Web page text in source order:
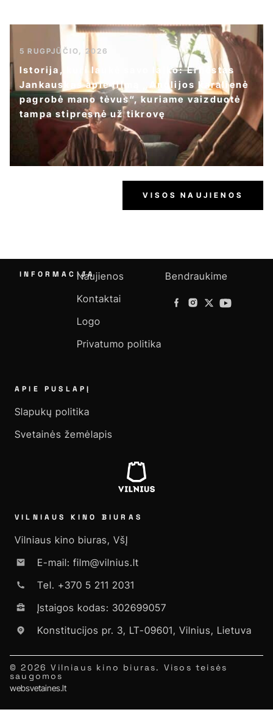
5 RUGPJŪČIO, 2026
Istorija, kuri laukė savo laiko: Ernestas
Jankauskas apie filmą „Anglijos karalienė
pagrobė mano tėvus“, kuriame vaizduotė
tampa stipresnė už tikrovę
VISOS NAUJIENOS
INFORMACIJANaujienos
Kontaktai
Logo
Privatumo politika
Bendraukime
APIE PUSLAPĮ
Slapukų politika
Svetainės žemėlapis
VILNIAUS KINO BIURAS
Vilniaus kino biuras, VšĮ
E-mail: film@vilnius.lt
Tel. +370 5 211 2031
Įstaigos kodas: 302699057
Konstitucijos pr. 3, LT-09601, Vilnius, Lietuva
© 2026 Vilniaus kino biuras. Visos teisės
saugomos
websvetaines.lt